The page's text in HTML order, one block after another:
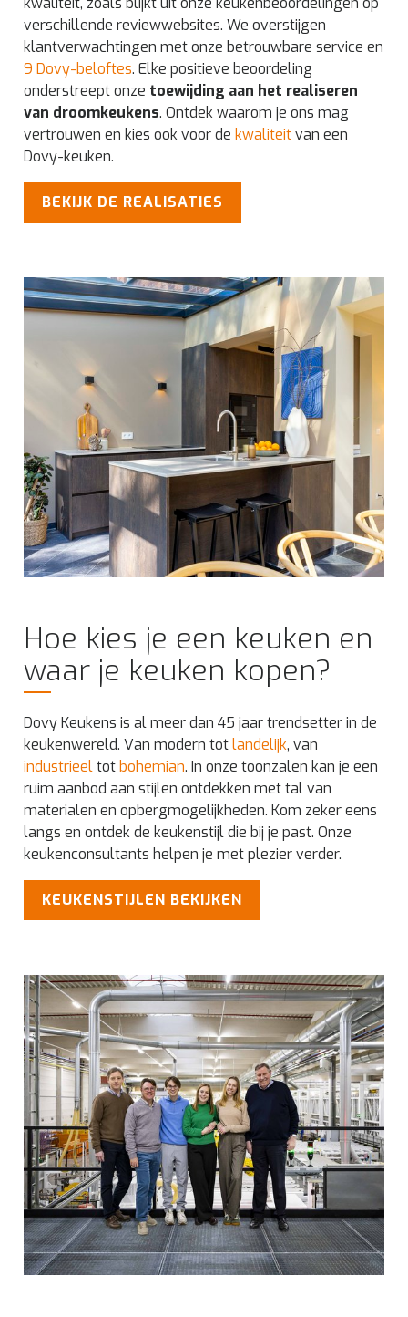
verschillende reviewwebsites. We overstijgen
klantverwachtingen met onze betrouwbare service en
9 Dovy-beloftes. Elke positieve beoordeling
onderstreept onze toewijding aan het realiseren
van droomkeukens. Ontdek waarom je ons mag
vertrouwen en kies ook voor dekwaliteitvan een
Dovy-keuken.
BEKIJK DE REALISATIES
Hoe kies je een keuken en
waar je keuken kopen?
Dovy Keukens is al meer dan 45 jaar trendsetter in de
keukenwereld. Van modern totlandelijk, van
industrieeltotbohemian. In onze toonzalen kan je een
ruim aanbod aan stijlen ontdekken met tal van
materialen en opbergmogelijkheden. Kom zeker eens
langs en ontdek de keukenstijl die bij je past. Onze
keukenconsultants helpen je met plezier verder.
KEUKENSTIJLEN BEKIJKEN